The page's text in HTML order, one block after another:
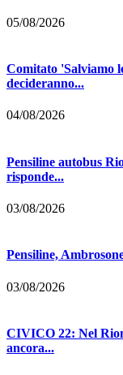
05/08/2026
Comitato 'Salviamo
decideranno...
04/08/2026
Pensiline autobus
risponde...
03/08/2026
Pensiline,
03/08/2026
CIVICO 22: Nel
ancora...